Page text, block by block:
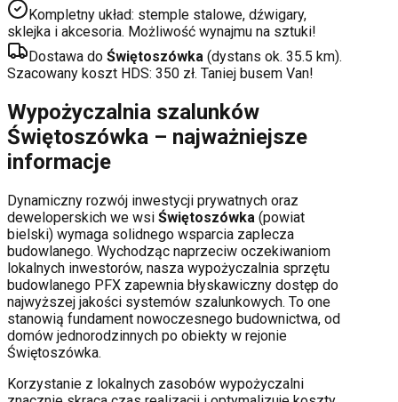
Kompletny układ: stemple stalowe, dźwigary,
sklejka i akcesoria. Możliwość wynajmu na sztuki!
Dostawa do Świętoszówka (dystans ok. 35.5 km).
Szacowany koszt HDS: 350 zł. Taniej busem Van!
Wypożyczalnia szalunków
Świętoszówka – najważniejsze
informacje
Dynamiczny rozwój inwestycji prywatnych oraz
deweloperskich we wsi Świętoszówka (powiat
bielski) wymaga solidnego wsparcia zaplecza
budowlanego. Wychodząc naprzeciw oczekiwaniom
lokalnych inwestorów, nasza wypożyczalnia sprzętu
budowlanego PFX zapewnia błyskawiczny dostęp do
najwyższej jakości systemów szalunkowych. To one
stanowią fundament nowoczesnego budownictwa, od
domów jednorodzinnych po obiekty w rejonie
Świętoszówka.
Korzystanie z lokalnych zasobów wypożyczalni